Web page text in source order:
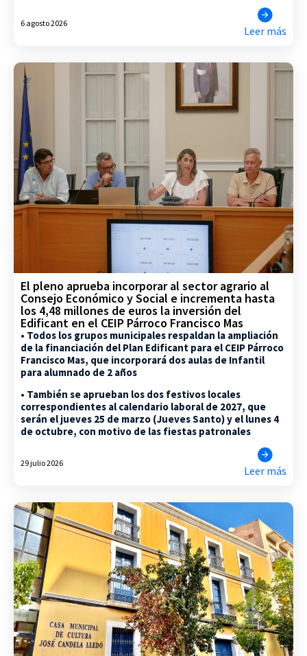
6 agosto 2026
Leer más
El pleno aprueba incorporar al sector agrario al
Consejo Económico y Social e incrementa hasta
los 4,48 millones de euros la inversión del
Edificant en el CEIP Párroco Francisco Mas
• Todos los grupos municipales respaldan la ampliación
de la financiación del Plan Edificant para el CEIP Párroco
Francisco Mas, que incorporará dos aulas de Infantil
para alumnado de 2 años
• También se aprueban los dos festivos locales
correspondientes al calendario laboral de 2027, que
serán el jueves 25 de marzo (Jueves Santo) y el lunes 4
de octubre, con motivo de las fiestas patronales
29 julio 2026
Leer más